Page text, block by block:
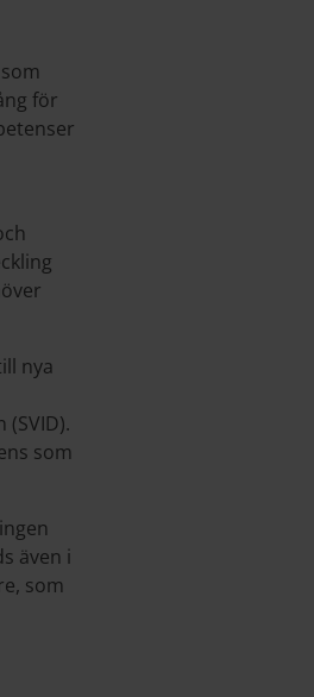
för
nya
som
även i
som